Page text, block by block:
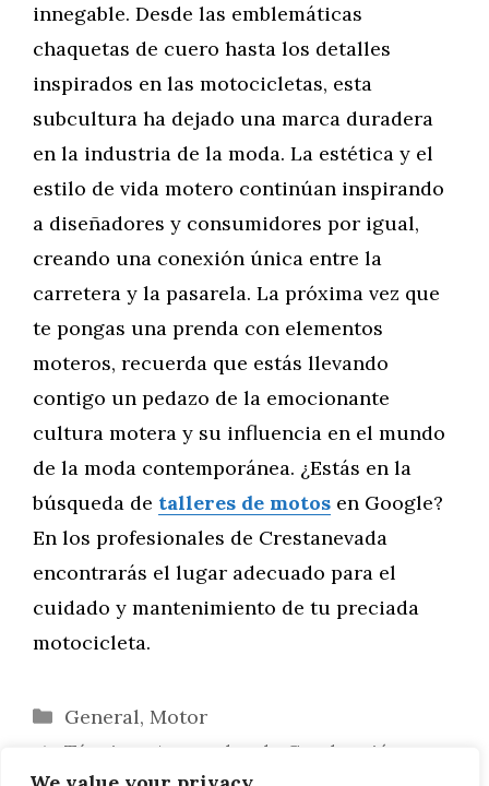
innegable. Desde las emblemáticas
chaquetas de cuero hasta los detalles
inspirados en las motocicletas, esta
subcultura ha dejado una marca duradera
en la industria de la moda. La estética y el
estilo de vida motero continúan inspirando
a diseñadores y consumidores por igual,
creando una conexión única entre la
carretera y la pasarela. La próxima vez que
te pongas una prenda con elementos
moteros, recuerda que estás llevando
contigo un pedazo de la emocionante
cultura motera y su influencia en el mundo
de la moda contemporánea. ¿Estás en la
búsqueda de talleres de motos en Google?
En los profesionales de Crestanevada
encontrarás el lugar adecuado para el
cuidado y mantenimiento de tu preciada
motocicleta.
Categorías
General, Motor
Técnicas Avanzadas de Conducción en